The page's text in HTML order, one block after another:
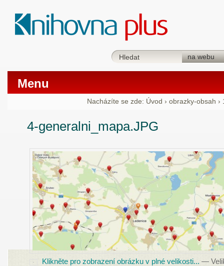
Menu
Nacházíte se zde: Úvod › obrazky-obsah ›
4-generalni_mapa.JPG
Klikněte pro zobrazení obrázku v plné velikosti... —